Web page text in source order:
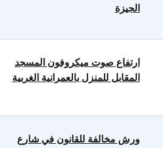
الجيزة
ارتفاع صوت ميكروفون المسجد
المقابل للمنزل بالعمرانية الغربية
ورش مخالفة للقانون في شارع